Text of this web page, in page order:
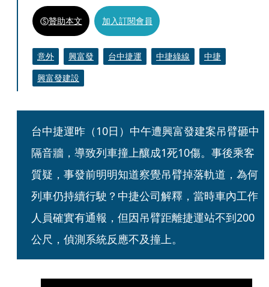
贊助本文 加入訂閱會員
意外 興富發 台中捷運 中捷綠線
中捷
興富發建設
台中捷運昨（10日）中午遭興富發建案吊臂砸中
隔音牆，導致列車撞上釀成1死10傷。事後乘客
質疑，事發前明明知道察覺吊臂掉落軌道，為何
列車仍持續行駛？中捷公司解釋，當時車內工作
人員確實有通報，但因吊臂距離捷運站不到200
公尺，偵測系統反應不及撞上。